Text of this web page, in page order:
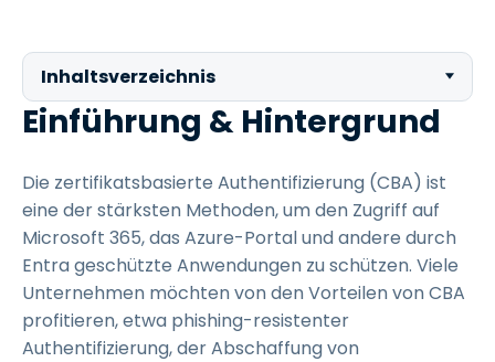
Inhaltsverzeichnis
Einführung & Hintergrund
Die zertifikatsbasierte Authentifizierung (CBA) ist
eine der stärksten Methoden, um den Zugriff auf
Microsoft 365, das Azure-Portal und andere durch
Entra geschützte Anwendungen zu schützen. Viele
Unternehmen möchten von den Vorteilen von CBA
profitieren, etwa phishing-resistenter
Authentifizierung, der Abschaffung von